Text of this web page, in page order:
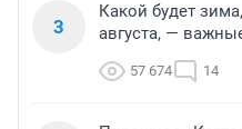
3
Какой будет
августа, —
57 674 14